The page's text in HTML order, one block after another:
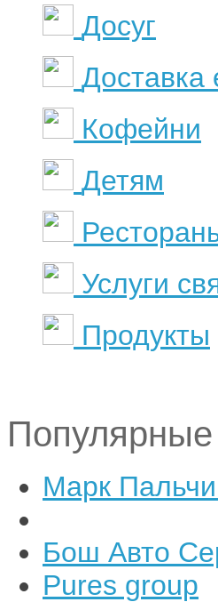
Досуг
Доставка
Кофейни
Детям
Услуги
Продукты
Марк
Бош Авто
Pures group